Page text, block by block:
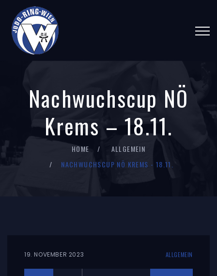
Nachwuchscup NÖ
Krems – 18.11.
HOME
ALLGEMEIN
NACHWUCHSCUP NÖ KREMS - 18.11.
19. NOVEMBER 2023 ALLGEMEIN